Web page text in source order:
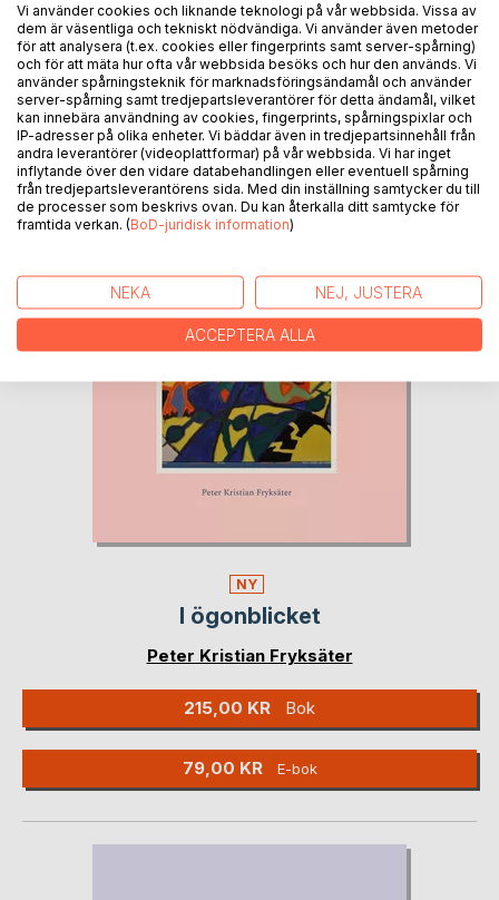
169,00 KR E-bok
NY
I ögonblicket
Peter Kristian Fryksäter
215,00 KR Bok
79,00 KR E-bok
Vi använder cookies och liknande teknologi på vår webbsida. Vissa av
dem är väsentliga och tekniskt nödvändiga. Vi använder även metoder
för att analysera (t.ex. cookies eller fingerprints samt server-spårning)
och för att mäta hur ofta vår webbsida besöks och hur den används. Vi
använder spårningsteknik för marknadsföringsändamål och använder
server-spårning samt tredjepartsleverantörer för detta ändamål, vilket
kan innebära användning av cookies, fingerprints, spårningspixlar och
IP-adresser på olika enheter. Vi bäddar även in tredjepartsinnehåll från
andra leverantörer (videoplattformar) på vår webbsida. Vi har inget
inflytande över den vidare databehandlingen eller eventuell spårning
från tredjepartsleverantörens sida. Med din inställning samtycker du till
de processer som beskrivs ovan. Du kan återkalla ditt samtycke för
framtida verkan. (BoD-juridisk information)
NEKA NEJ, JUSTERA
ACCEPTERA ALLA